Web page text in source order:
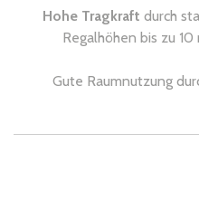
Hohe Tragkraft durch
Regalhöhen bis zu
Gute Raumnutzung